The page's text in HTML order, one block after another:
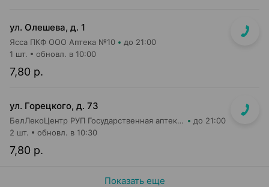
ул. Олешева, д. 1
Ясса ПКФ ООО Аптека №10 до 21:00
7,80 р.
1 шт. обновл. в 10:00
ул. Горецкого, д. 73
БелЛекоЦентр РУП Государственная аптека №8 до 21:00
7,80 р.
2 шт. обновл. в 10:30
Показать еще